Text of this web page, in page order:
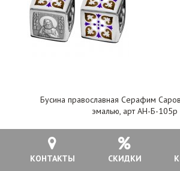
КОНТАКТЫ СКИДКИ
Бусина православная Серафим
эмалью, арт АН-Б-105р
3 500 руб.